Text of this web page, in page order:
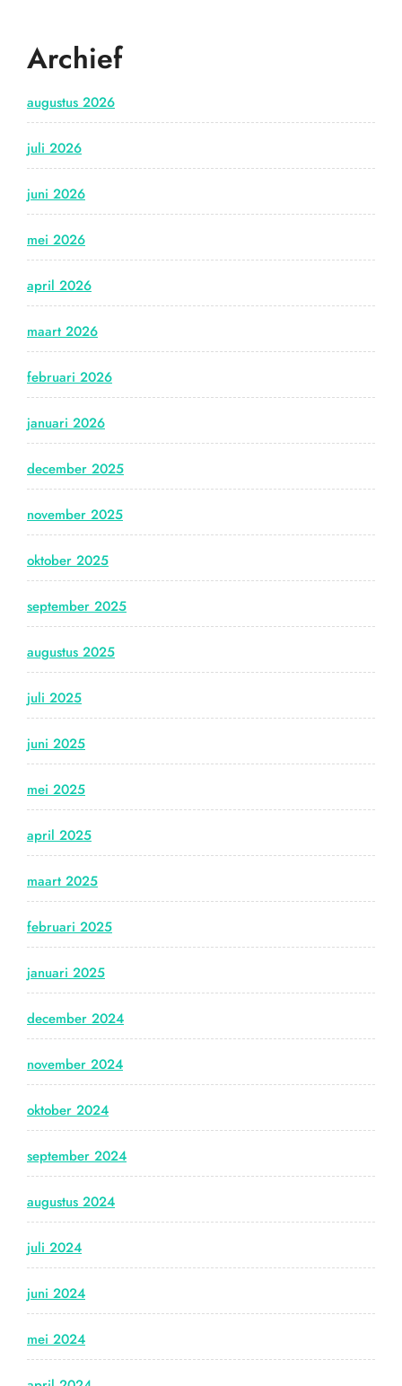
Archief
augustus 2026
juli 2026
juni 2026
mei 2026
april 2026
maart 2026
februari 2026
januari 2026
december 2025
november 2025
oktober 2025
september 2025
augustus 2025
juli 2025
juni 2025
mei 2025
april 2025
maart 2025
februari 2025
januari 2025
december 2024
november 2024
oktober 2024
september 2024
augustus 2024
juli 2024
juni 2024
mei 2024